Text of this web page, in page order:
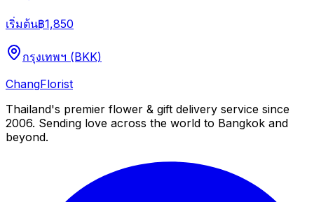
เริ่มต้น฿1,850
กรุงเทพฯ (BKK)
ChangFlorist
Thailand's premier flower & gift delivery service since
2006. Sending love across the world to Bangkok and
beyond.